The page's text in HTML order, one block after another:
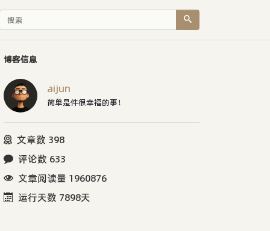
博客信息
aijun
简单是件很幸福的事！
文章数 398
评论数 633
文章阅读量 1960876
运行天数 7898天